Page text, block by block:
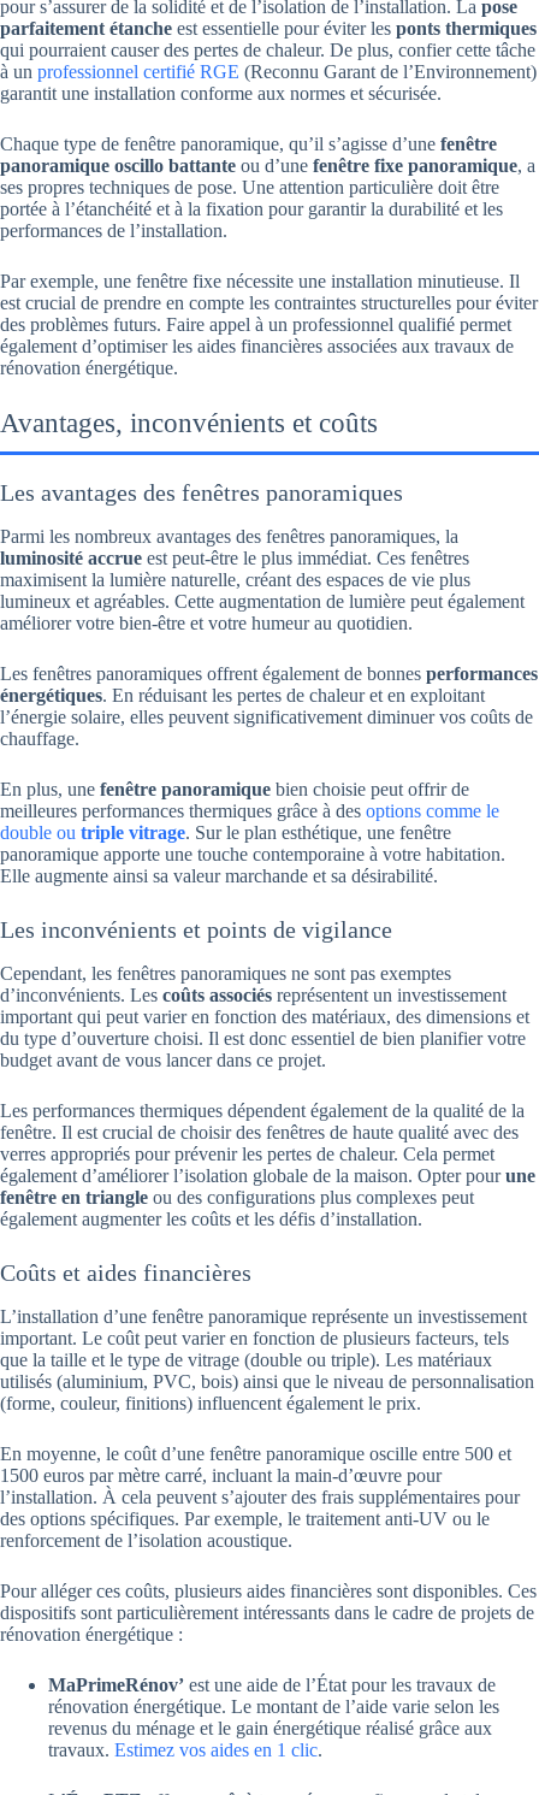
pour s’assurer de la solidité et de l’isolation de l’installation. La pose
parfaitement étanche est essentielle pour éviter les ponts thermiques
qui pourraient causer des pertes de chaleur. De plus, confier cette tâche
à un professionnel certifié RGE (Reconnu Garant de l’Environnement)
garantit une installation conforme aux normes et sécurisée.
Chaque type de fenêtre panoramique, qu’il s’agisse d’une fenêtre
panoramique oscillo battante ou d’une fenêtre fixe panoramique, a
ses propres techniques de pose. Une attention particulière doit être
portée à l’étanchéité et à la fixation pour garantir la durabilité et les
performances de l’installation.
Par exemple, une fenêtre fixe nécessite une installation minutieuse. Il
est crucial de prendre en compte les contraintes structurelles pour éviter
des problèmes futurs. Faire appel à un professionnel qualifié permet
également d’optimiser les aides financières associées aux travaux de
rénovation énergétique.
Avantages, inconvénients et coûts
Les avantages des fenêtres panoramiques
Parmi les nombreux avantages des fenêtres panoramiques, la
luminosité accrue est peut-être le plus immédiat. Ces fenêtres
maximisent la lumière naturelle, créant des espaces de vie plus
lumineux et agréables. Cette augmentation de lumière peut également
améliorer votre bien-être et votre humeur au quotidien.
Les fenêtres panoramiques offrent également de bonnes performances
énergétiques. En réduisant les pertes de chaleur et en exploitant
l’énergie solaire, elles peuvent significativement diminuer vos coûts de
chauffage.
En plus, une fenêtre panoramique bien choisie peut offrir de
meilleures performances thermiques grâce à des options comme le
double ou triple vitrage. Sur le plan esthétique, une fenêtre
panoramique apporte une touche contemporaine à votre habitation.
Elle augmente ainsi sa valeur marchande et sa désirabilité.
Les inconvénients et points de vigilance
Cependant, les fenêtres panoramiques ne sont pas exemptes
d’inconvénients. Les coûts associés représentent un investissement
important qui peut varier en fonction des matériaux, des dimensions et
du type d’ouverture choisi. Il est donc essentiel de bien planifier votre
budget avant de vous lancer dans ce projet.
Les performances thermiques dépendent également de la qualité de la
fenêtre. Il est crucial de choisir des fenêtres de haute qualité avec des
verres appropriés pour prévenir les pertes de chaleur. Cela permet
également d’améliorer l’isolation globale de la maison. Opter pourune
fenêtre en triangle ou des configurations plus complexes peut
également augmenter les coûts et les défis d’installation.
Coûts et aides financières
L’installation d’une fenêtre panoramique représente un investissement
important. Le coût peut varier en fonction de plusieurs facteurs, tels
que la taille et le type de vitrage (double ou triple). Les matériaux
utilisés (aluminium, PVC, bois) ainsi que le niveau de personnalisation
(forme, couleur, finitions) influencent également le prix.
En moyenne, le coût d’une fenêtre panoramique oscille entre 500 et
1500 euros par mètre carré, incluant la main-d’œuvre pour
l’installation. À cela peuvent s’ajouter des frais supplémentaires pour
des options spécifiques. Par exemple, le traitement anti-UV ou le
renforcement de l’isolation acoustique.
Pour alléger ces coûts, plusieurs aides financières sont disponibles. Ces
dispositifs sont particulièrement intéressants dans le cadre de projets de
rénovation énergétique :
MaPrimeRénov’ est une aide de l’État pour les travaux de
rénovation énergétique. Le montant de l’aide varie selon les
revenus du ménage et le gain énergétique réalisé grâce aux
travaux. Estimez vos aides en 1 clic.